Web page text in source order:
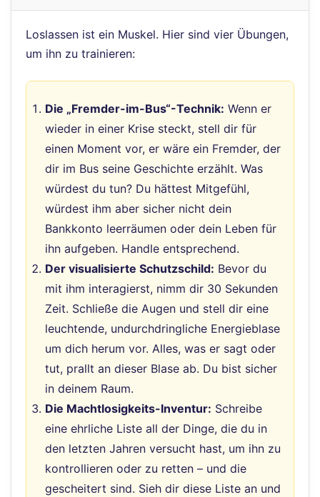
Loslassen ist ein Muskel. Hier sind vier Übungen,
um ihn zu trainieren:
Die „Fremder-im-Bus“-Technik: Wenn er
wieder in einer Krise steckt, stell dir für
einen Moment vor, er wäre ein Fremder, der
dir im Bus seine Geschichte erzählt. Was
würdest du tun? Du hättest Mitgefühl,
würdest ihm aber sicher nicht dein
Bankkonto leerräumen oder dein Leben für
ihn aufgeben. Handle entsprechend.
Der visualisierte Schutzschild: Bevor du
mit ihm interagierst, nimm dir 30 Sekunden
Zeit. Schließe die Augen und stell dir eine
leuchtende, undurchdringliche Energieblase
um dich herum vor. Alles, was er sagt oder
tut, prallt an dieser Blase ab. Du bist sicher
in deinem Raum.
Die Machtlosigkeits-Inventur: Schreibe
eine ehrliche Liste all der Dinge, die du in
den letzten Jahren versucht hast, um ihn zu
kontrollieren oder zu retten – und die
gescheitert sind. Sieh dir diese Liste an und